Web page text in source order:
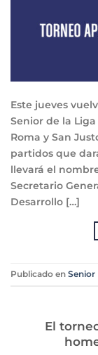
Este jueves
Senior de la
Roma y San
partidos que
llevará el
Secretario
Desarrollo […]
Publicado en Senior
El